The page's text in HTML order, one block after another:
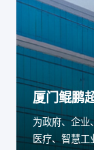
厦门鲲鹏
为政府、企业
医疗、智慧工